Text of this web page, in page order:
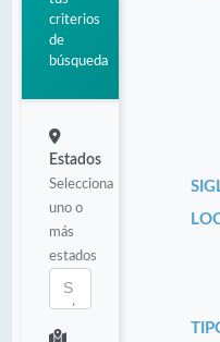
criterios
de
búsqueda
Estados
Selecciona
uno o
más
estados